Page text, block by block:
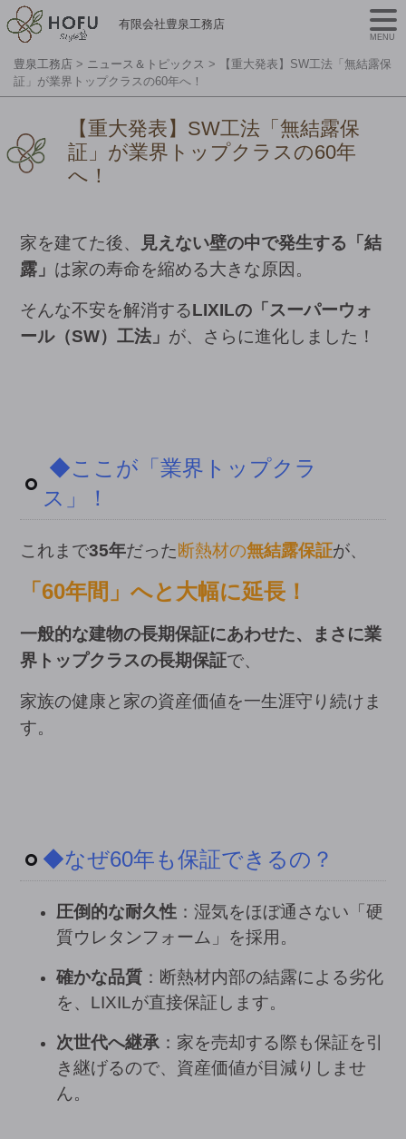
有限会社豊泉工務店
豊泉工務店 > ニュース＆トピックス >
【重大発表】SW工法「無結露保
証」が業界トップクラスの60年へ！
【重大発表】SW工法「無結露保
証」が業界トップクラスの60年
へ！
家を建てた後、
見えない壁の中で発生する「結
露」 は家の寿命を縮める大きな原因。
そんな不安を解消するLIXILの「スーパーウォ
ール（SW）工法」 が、さらに進化しました！
◆ここが「業界トップクラ
ス」！
これまで35年だった断熱材の無結露保証が、
「60年間」へと大幅に延長！
一般的な建物の長期保証にあわせた、まさに業
界トップクラスの長期保証で、
家族の健康と家の資産価値を一生涯守り続けま
す。
◆なぜ60年も保証できるの？
圧倒的な耐久性 ：湿気をほぼ通さない「硬
質ウレタンフォーム」を採用。
確かな品質 ：断熱材内部の結露による劣化
を、LIXILが直接保証します。
次世代へ継承 ：家を売却する際も保証を引
き継げるので、資産価値が目減りしませ
ん。
MENU